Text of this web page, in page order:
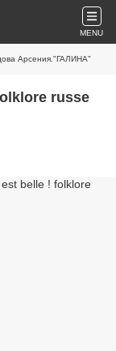
MENU
Арсения."ГАЛИНА"
russe